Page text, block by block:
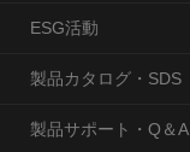
ESG活動
製品カタログ・SDS
製品サポート・Q＆A